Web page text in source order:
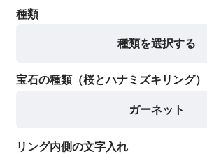
種類
種類を選択する
宝石の種類（桜とハナミズキリング）
ガーネット
リング内側の文字入れ